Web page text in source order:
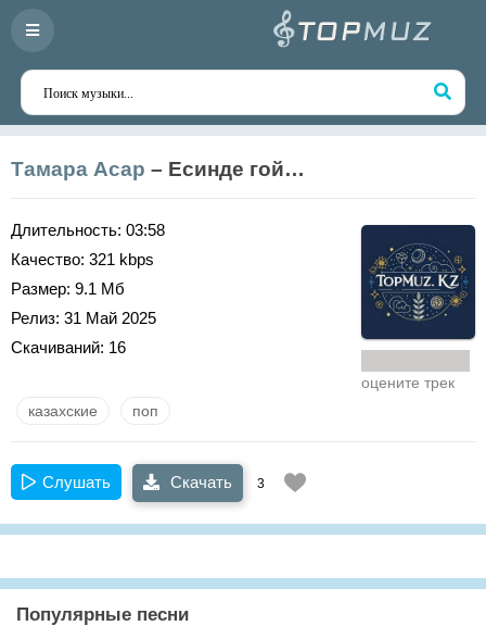
Тамара Асар – Есинде гой…
Длительность: 03:58
Качество: 321 kbps
Размер: 9.1 Мб
Релиз: 31 Май 2025
Скачиваний: 16
оцените трек
казахские поп
Слушать Скачать 3
Популярные песни